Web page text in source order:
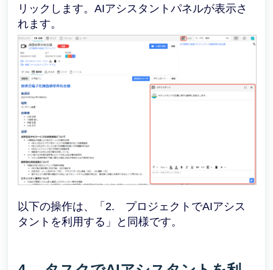
リックします。AIアシスタントパネルが表示さ
れます。
以下の操作は、「2. プロジェクトでAIアシス
タントを利用する」と同様です。